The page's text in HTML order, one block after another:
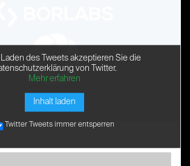
des Tweets akzeptieren Sie die
von Twitter.
Mehr erfahren
Inhalt laden
Twitter Tweets immer entsperren